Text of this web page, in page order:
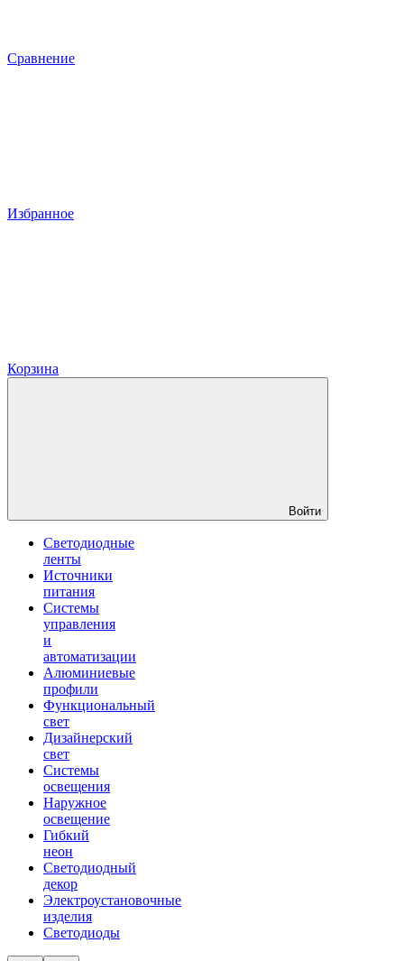
Сравнение
Избранное
Корзина
Войти
Светодиодные
ленты
Источники
питания
Системы
управления
и
автоматизации
Алюминиевые
профили
Функциональный
свет
Дизайнерский
свет
Системы
освещения
Наружное
освещение
Гибкий
неон
Светодиодный
декор
Электроустановочные
изделия
Светодиоды